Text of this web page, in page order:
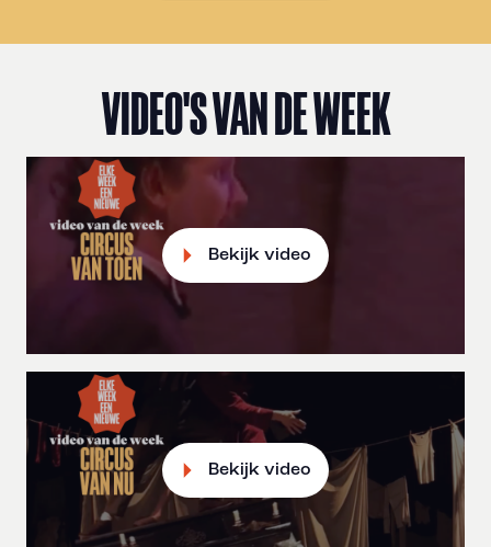
VIDEO'S VAN DE WEEK
Bekijk video
Bekijk video